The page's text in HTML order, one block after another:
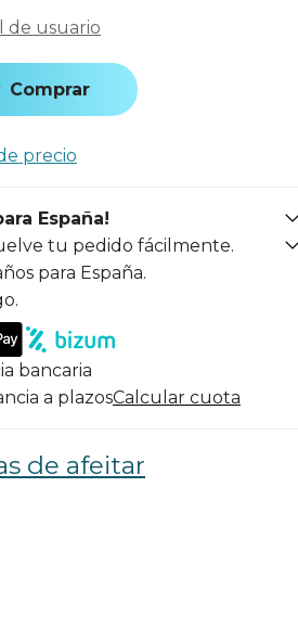
de usuario
Comprar
precio
España!
tu pedido fácilmente.
para España.
bancaria
a plazosCalcular cuota
de afeitar